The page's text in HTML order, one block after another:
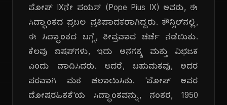
ಪೋಪ್ IXನೇ ಪಯಸ್ (Pope Pius IX) ಅವರು, ಈ
ಸಿದ್ಧಾಂತದ ಪ್ರಬಲ ಪ್ರತಿಪಾದಕರಾಗಿದ್ದರು. ಕೌನ್ಸಿಲ್‌ನಲ್ಲಿ,
ಈ ಸಿದ್ಧಾಂತದ ಬಗ್ಗೆ, ತೀವ್ರವಾದ ಚರ್ಚೆ ನಡೆಯಿತು.
ಕೆಲವು ಬಿಷಪ್‌ಗಳು, ಇದು ಅನಗತ್ಯ ಮತ್ತು ವಿಭಜಕ
ಎಂದು ವಾದಿಸಿದರು. ಆದರೆ, ಬಹುಮತವು, ಅದರ
ಪರವಾಗಿ ಮತ ಚಲಾಯಿಸಿತು. 'ಪೋಪ್ ಅವರ
ದೋಷರಹಿತತೆ'ಯ ಸಿದ್ಧಾಂತವನ್ನು, ನಂತರ, 1950